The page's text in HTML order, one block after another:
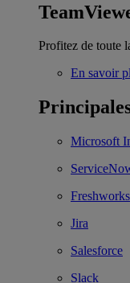
Profitez de toute
En savoir
Microsoft
Freshworks
Jira
Salesforce
Slack